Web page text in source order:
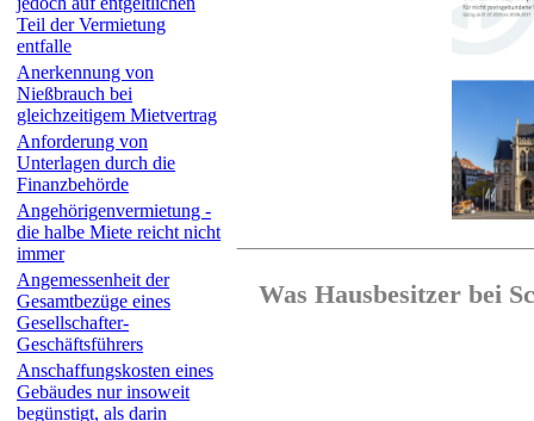
Teil der Vermietung
entfalle
Anerkennung von
Nießbrauch bei
gleichzeitigem Mietvertrag
Anforderung von
Unterlagen durch die
Finanzbehörde
Angehörigenvermietung -
die halbe Miete reicht nicht
immer
Angemessenheit der
Gesamtbezüge eines
Gesellschafter­
Geschäftsführers
Anschaffungskosten eines
Gebäudes nur insoweit
begünstigt, als darin
Was Hausbesitzer bei